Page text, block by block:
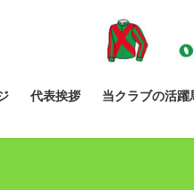
ツ
ス
シ
ン
代表挨拶 当クラブの活躍